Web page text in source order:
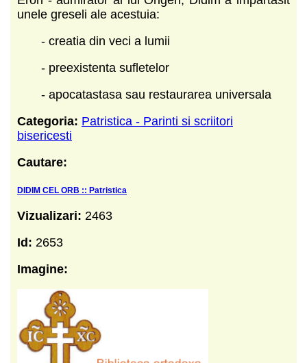
unele greseli ale acestuia:
- creatia din veci a lumii
- preexistenta sufletelor
- apocatastasa sau restaurarea universala
Categoria: Patristica - Parinti si scriitori
bisericesti
Cautare:
DIDIM CEL ORB :: Patristica
Vizualizari: 2463
Id: 2653
Imagine: